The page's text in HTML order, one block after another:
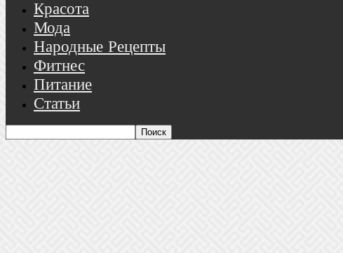
Красота
Мода
Народные Рецепты
Фитнес
Питание
Статьи